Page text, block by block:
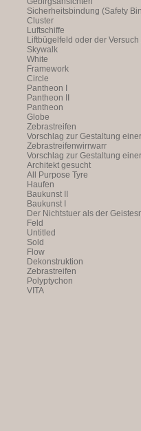
Sicherheitsbindung (Safety
Cluster
Luftschiffe
Liftbügelfeld oder der Versuch
Skywalk
White
Framework
Circle
Pantheon I
Pantheon II
Pantheon
Globe
Zebrastreifen
Vorschlag zur Gestaltung
Zebrastreifenwirrwarr
Vorschlag zur Gestaltung
Architekt gesucht
All Purpose Tyre
Haufen
Baukunst II
Baukunst I
Der Nichtstuer als der
Feld
Untitled
Sold
Flow
Dekonstruktion
Zebrastreifen
Polyptychon
VITA